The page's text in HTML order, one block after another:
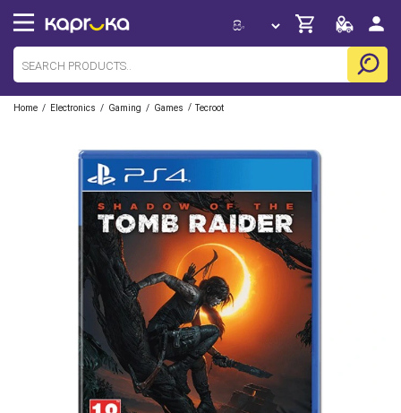
Home / Electronics / Gaming / Games / Tecroot